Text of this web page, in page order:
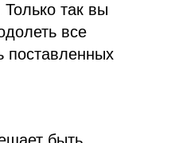
так вы
все
поставленных